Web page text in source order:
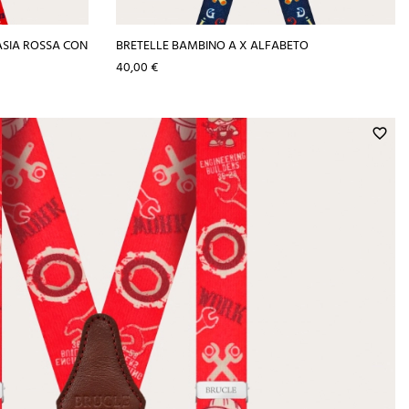
ROSSA CON
BRETELLE BAMBINO A X ALFABETO
Prezzo
40,00 €
favorite_border